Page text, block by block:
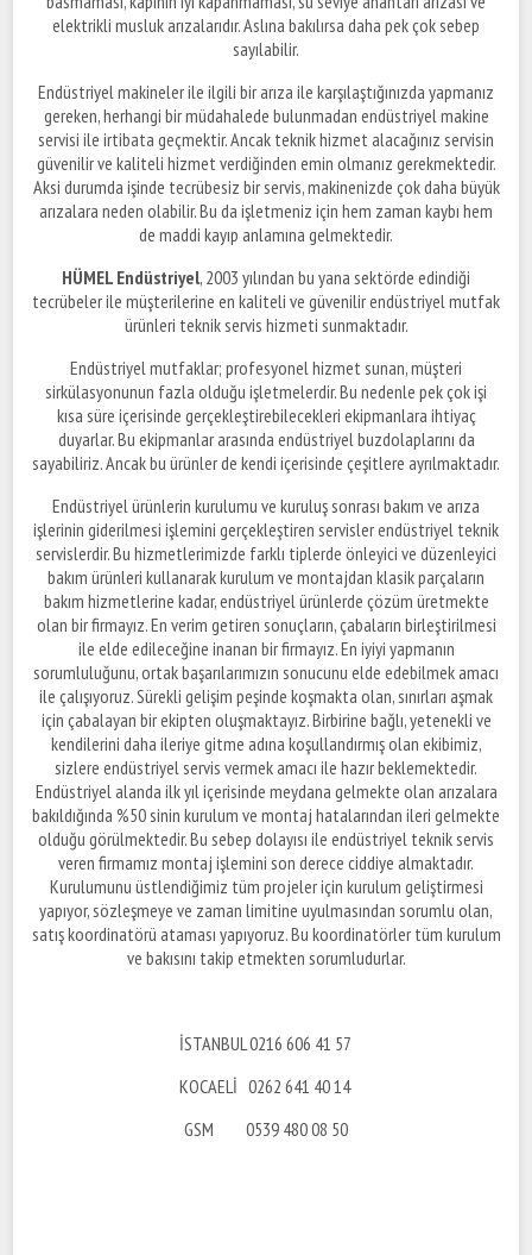
elektrikli musluk arızalarıdır. Aslına bakılırsa daha pek çok sebep
sayılabilir.
Endüstriyel makineler ile ilgili bir arıza ile karşılaştığınızda yapmanız
gereken, herhangi bir müdahalede bulunmadan endüstriyel makine
servisi ile irtibata geçmektir. Ancak teknik hizmet alacağınız servisin
güvenilir ve kaliteli hizmet verdiğinden emin olmanız gerekmektedir.
Aksi durumda işinde tecrübesiz bir servis, makinenizde çok daha büyük
arızalara neden olabilir. Bu da işletmeniz için hem zaman kaybı hem
de maddi kayıp anlamına gelmektedir.
HÜMEL Endüstriyel, 2003 yılından bu yana sektörde edindiği
tecrübeler ile müşterilerine en kaliteli ve güvenilir endüstriyel mutfak
ürünleri teknik servis hizmeti sunmaktadır.
Endüstriyel mutfaklar; profesyonel hizmet sunan, müşteri
sirkülasyonunun fazla olduğu işletmelerdir. Bu nedenle pek çok işi
kısa süre içerisinde gerçekleştirebilecekleri ekipmanlara ihtiyaç
duyarlar. Bu ekipmanlar arasında endüstriyel buzdolaplarını da
sayabiliriz. Ancak bu ürünler de kendi içerisinde çeşitlere ayrılmaktadır.
Endüstriyel ürünlerin kurulumu ve kuruluş sonrası bakım ve arıza
işlerinin giderilmesi işlemini gerçekleştiren servisler endüstriyel teknik
servislerdir. Bu hizmetlerimizde farklı tiplerde önleyici ve düzenleyici
bakım ürünleri kullanarak kurulum ve montajdan klasik parçaların
bakım hizmetlerine kadar, endüstriyel ürünlerde çözüm üretmekte
olan bir firmayız. En verim getiren sonuçların, çabaların birleştirilmesi
ile elde edileceğine inanan bir firmayız. En iyiyi yapmanın
sorumluluğunu, ortak başarılarımızın sonucunu elde edebilmek amacı
ile çalışıyoruz. Sürekli gelişim peşinde koşmakta olan, sınırları aşmak
için çabalayan bir ekipten oluşmaktayız. Birbirine bağlı, yetenekli ve
kendilerini daha ileriye gitme adına koşullandırmış olan ekibimiz,
sizlere endüstriyel servis vermek amacı ile hazır beklemektedir.
Endüstriyel alanda ilk yıl içerisinde meydana gelmekte olan arızalara
bakıldığında %50 sinin kurulum ve montaj hatalarından ileri gelmekte
olduğu görülmektedir. Bu sebep dolayısı ile endüstriyel teknik servis
veren firmamız montaj işlemini son derece ciddiye almaktadır.
Kurulumunu üstlendiğimiz tüm projeler için kurulum geliştirmesi
yapıyor, sözleşmeye ve zaman limitine uyulmasından sorumlu olan,
satış koordinatörü ataması yapıyoruz. Bu koordinatörler tüm kurulum
ve bakısını takip etmekten sorumludurlar.
İSTANBUL 0216 606 41 57
KOCAELİ 0262 641 40 14
GSM 0539 480 08 50